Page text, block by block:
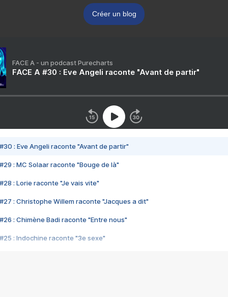
Créer un blog
FACE A - un podcast Purecharts
FACE A #30 : Eve Angeli raconte "Avant de partir"
#30 : Eve Angeli raconte "Avant de partir"
#29 : MC Solaar raconte "Bouge de là"
#28 : Lorie raconte "Je vais vite"
#27 : Christophe Willem raconte "Jacques a dit"
#26 : Chimène Badi raconte "Entre nous"
#25 : Indochine raconte "3e sexe"